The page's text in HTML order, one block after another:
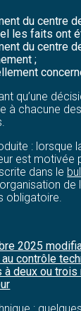
du centre
les faits ont
du centre
;
qu’une
à chacune
: lorsque
est motivée
dans le
de
obligatoire.
2025
contrôle
deux ou trois
: